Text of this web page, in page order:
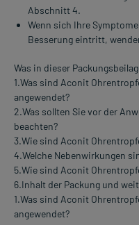
Abschnitt 4.
Wenn sich Ihre
Besserung eintritt,
Was in dieser
1.Was sind Aconit
angewendet?
2.Was sollten Sie vor der
beachten?
3.Wie sind Aconit
4.Welche Nebenwirkungen
5.Wie sind Aconit
6.Inhalt der Packung und
1.Was sind Aconit
angewendet?